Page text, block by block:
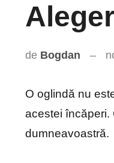
de Bogdan
O oglindă nu
acestei încăperi.
dumneavoastră.